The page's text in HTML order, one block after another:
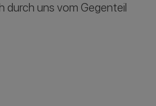
durch uns vom Gegenteil